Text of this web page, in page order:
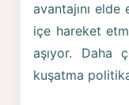
avantajını
içe hareket
aşıyor. Daha
kuşatma